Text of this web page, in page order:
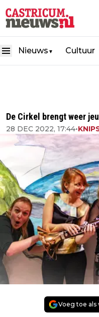
Nieuws ▼ Cultuur
De Cirkel brengt weer
28 DEC 2022, 17:44•
Voeg toe als